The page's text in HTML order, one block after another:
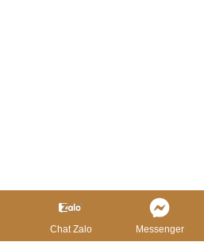
Chat Zalo Messenger